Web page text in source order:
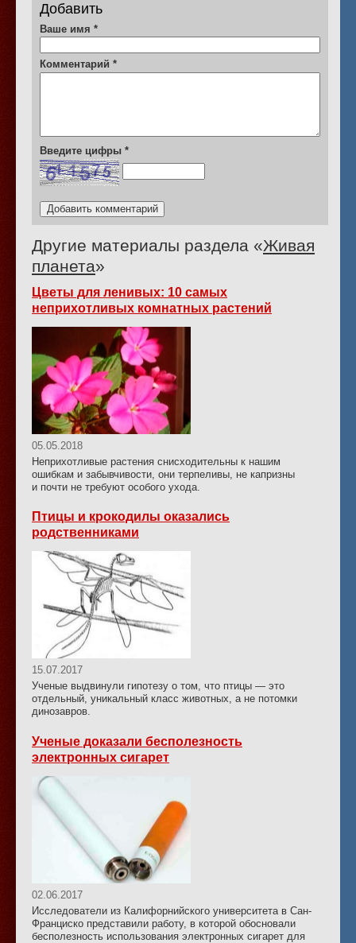
Добавить
Ваше имя *
Комментарий *
Введите цифры *
Другие материалы раздела «Живая
планета»
Цветы для ленивых: 10 самых
неприхотливых комнатных растений
05.05.2018
Неприхотливые растения снисходительны к нашим
ошибкам и забывчивости, они терпеливы, не капризны
и почти не требуют особого ухода.
Птицы и крокодилы оказались
родственниками
15.07.2017
Ученые выдвинули гипотезу о том, что птицы — это
отдельный, уникальный класс животных, а не потомки
динозавров.
Ученые доказали бесполезность
электронных сигарет
02.06.2017
Исследователи из Калифорнийского университета в Сан-
Франциско представили работу, в которой обосновали
бесполезность использования электронных сигарет для